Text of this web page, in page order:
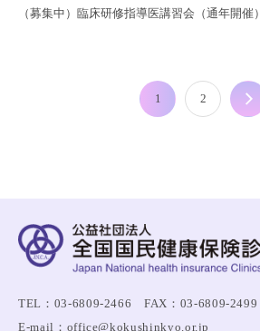
（募集中）臨床研修指導医講習会（通年開催）
1 2
TEL：03-6809-2466 FAX：03-6809-2499
E-mail：office@kokushinkyo.or.jp